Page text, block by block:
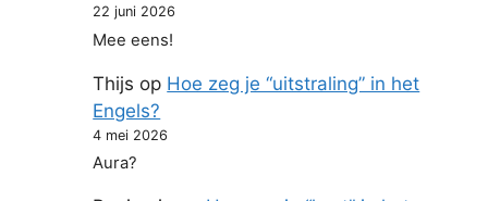
22 juni 2026
Mee eens!
Thijs op Hoe zeg je “uitstraling” in het
Engels?
4 mei 2026
Aura?